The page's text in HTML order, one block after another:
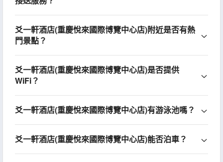
爻一軒酒店(重慶悅來國際博覽中心店)附近是否有熱
門景點？
爻一軒酒店(重慶悅來國際博覽中心店)是否提供
WiFi？
爻一軒酒店(重慶悅來國際博覽中心店)有游泳池嗎？
爻一軒酒店(重慶悅來國際博覽中心店)能否泊車？